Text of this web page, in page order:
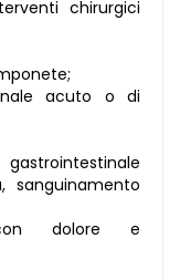
chirurgici
acuto o di
sanguinamento
dolore e